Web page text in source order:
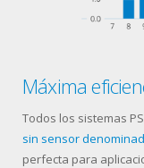
Máxima
Todos los sistemas
sin sensor
perfecta para